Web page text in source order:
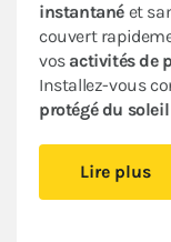
instantané et
couvert
vos activités de
Installez-vous
protégé du
armature en
assurent
Lire plus